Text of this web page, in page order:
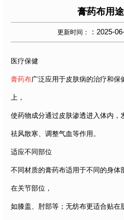
膏药布用
更新时间： ：2025-
医疗保健
膏药布广泛应用于皮肤病的治疗和保
上，
使药物成分通过皮肤渗透进入体内，
祛风散寒、调整气血等作用。
适应不同部位
不同材质的膏药布适用于不同的身体
在关节部位，
如膝盖、肘部等；无纺布更适合贴在